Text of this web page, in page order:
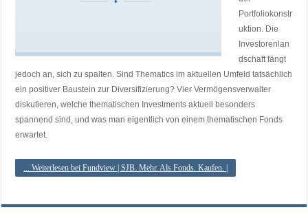
Portfoliokonstr
uktion. Die
Investorenlan
dschaft fängt
jedoch an, sich zu spalten. Sind Thematics im aktuellen Umfeld tatsächlich
ein positiver Baustein zur Diversifizierung? Vier Vermögensverwalter
diskutieren, welche thematischen Investments aktuell besonders
spannend sind, und was man eigentlich von einem thematischen Fonds
erwartet.
... Weiterlesen bei Fundview | SJB. Mehr. Als Fonds. Kaufen. |